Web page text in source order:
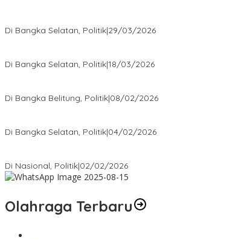
Di Bangka Selatan, Politik|29/03/2026
Di Bangka Selatan, Politik|18/03/2026
Di Bangka Belitung, Politik|08/02/2026
Di Bangka Selatan, Politik|04/02/2026
Di Nasional, Politik|02/02/2026
Olahraga Terbaru